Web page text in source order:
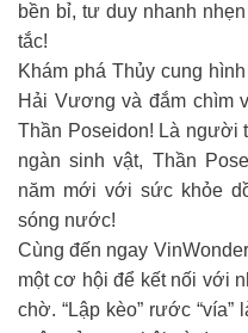
bền bỉ, tư duy nhanh
tắc!
Khám phá Thủy cung
Hải Vương và đắm chìm
Thần Poseidon! Là người
ngàn sinh vật, Thần
năm mới với sức khỏe
sóng nước!
Cùng đến ngay
một cơ hội để kết nối với
chờ. “Lập kèo” rước